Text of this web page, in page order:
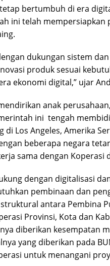
bertumbuh di era
ini telah
dukungan sistem
produk sesuai
ekonomi digital,” ujar
anak perusahaan,
ini tengah
Los Angeles, Amerika
beberapa negara
sama dengan Koperasi
dengan digitalisasi dan
pembinaan dan
antara Pembina
Provinsi, Kota dan
diberikan kesempatan
yang diberikan pada
untuk menangani